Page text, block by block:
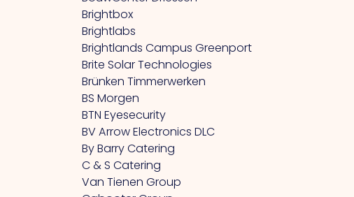
Brightbox
Brightlabs
Brightlands Campus Greenport
Brite Solar Technologies
Brünken Timmerwerken
BS Morgen
BTN Eyesecurity
BV Arrow Electronics DLC
By Barry Catering
C & S Catering
Van Tienen Group